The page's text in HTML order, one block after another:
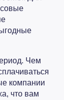
Чем
компании
что вам